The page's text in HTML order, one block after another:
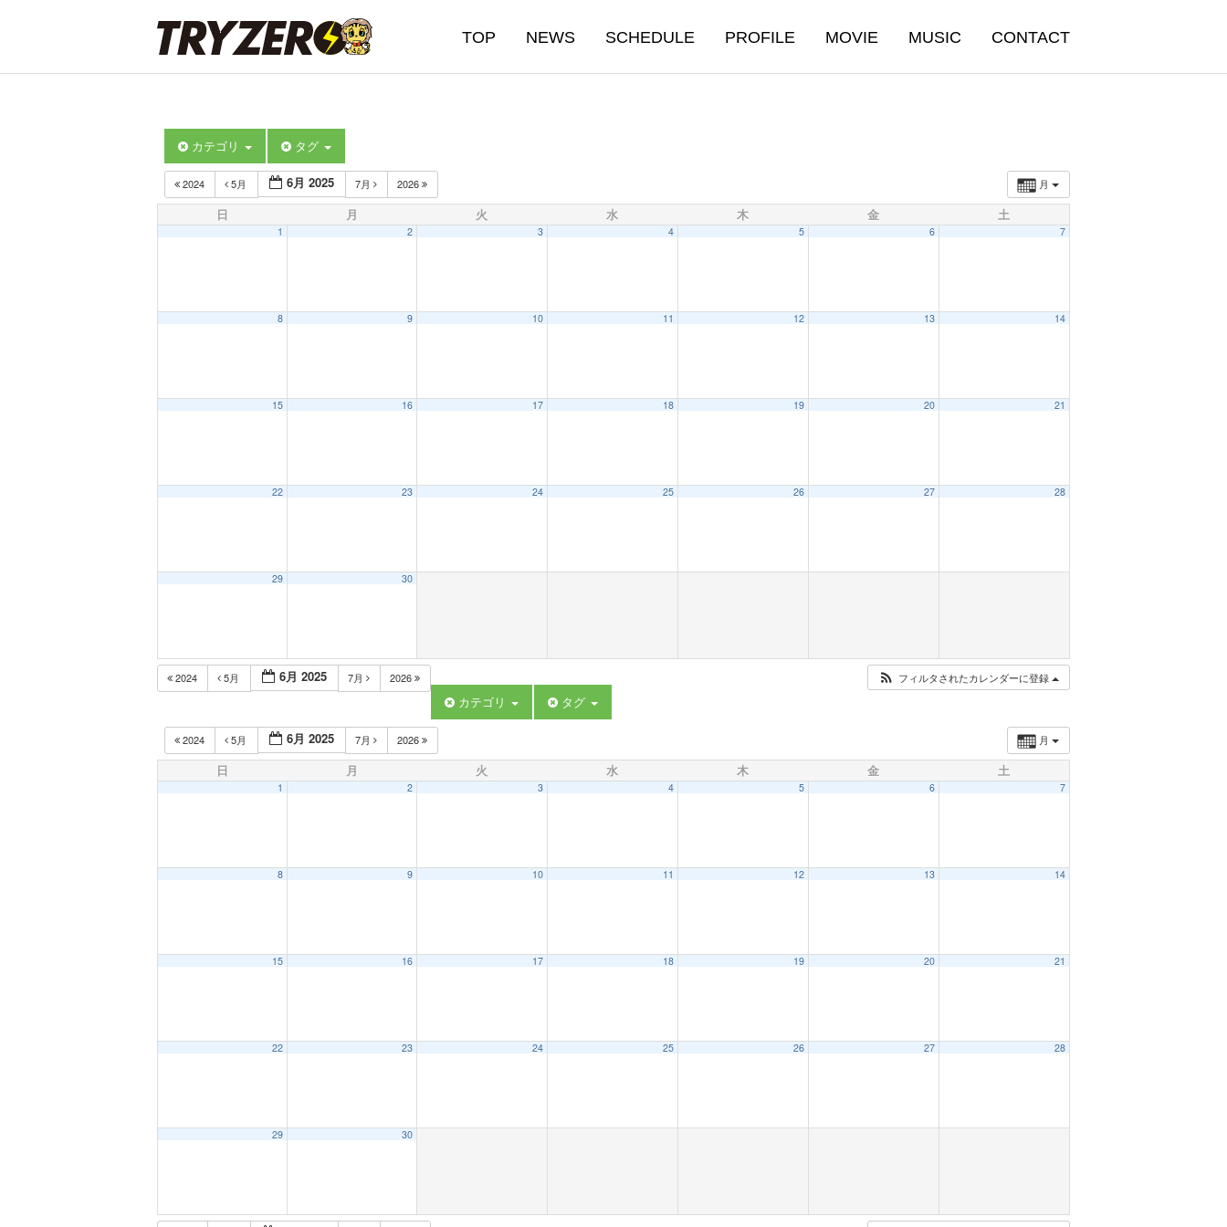
TOP NEWS SCHEDULE PROFILE MOVIE MUSIC CONTACT
カテゴリ タグ
月
2024 5月 6月 2025 7月 2026
日 月 火 水 木 金 土
1 2 3 4 5 6 7
8 9 10 11 12 13 14
15 16 17 18 19 20 21
22 23 24 25 26 27 28
29 30
2024 5月 6月 2025 7月 2026 フィルタされたカレンダーに登録
カテゴリ タグ
月
2024 5月 6月 2025 7月 2026
日 月 火 水 木 金 土
1 2 3 4 5 6 7
8 9 10 11 12 13 14
15 16 17 18 19 20 21
22 23 24 25 26 27 28
29 30